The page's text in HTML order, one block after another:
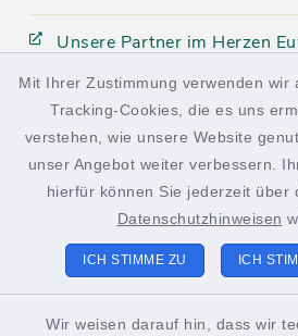
Mit Ihrer Zustimmung verwenden wir
Tracking-Cookies, die es uns
verstehen, wie unsere Website
unser Angebot weiter verbessern.
hierfür können Sie jederzeit über
Datenschutzhinweisen
ICH STIMME ZU ICH
Wir weisen darauf hin, dass wir
Unsere Partner im Herzen
facebook
instagram
Kontakt